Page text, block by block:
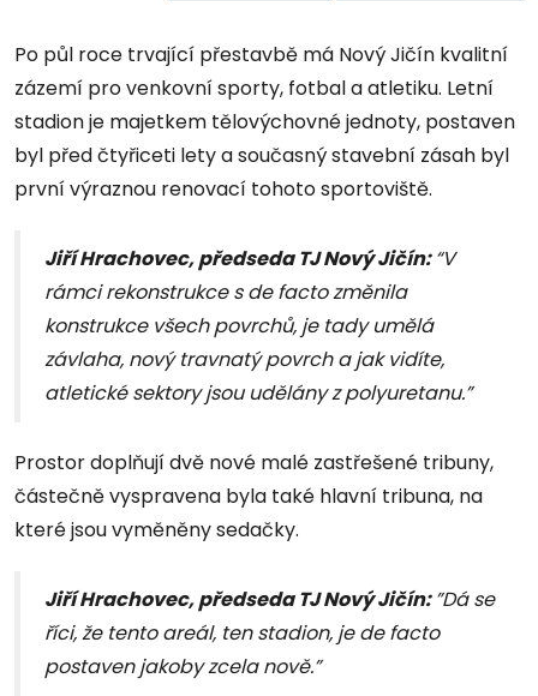
Po půl roce trvající přestavbě má Nový Jičín kvalitní
zázemí pro venkovní sporty, fotbal a atletiku. Letní
stadion je majetkem tělovýchovné jednoty, postaven
byl před čtyřiceti lety a současný stavební zásah byl
první výraznou renovací tohoto sportoviště.
Jiří Hrachovec, předseda TJ Nový Jičín:“V
rámci rekonstrukce s de facto změnila
konstrukce všech povrchů, je tady umělá
závlaha, nový travnatý povrch a jak vidíte,
atletické sektory jsou udělány z polyuretanu.”
Prostor doplňují dvě nové malé zastřešené tribuny,
částečně vyspravena byla také hlavní tribuna, na
které jsou vyměněny sedačky.
Jiří Hrachovec, předseda TJ Nový Jičín:”Dá se
říci, že tento areál, ten stadion, je de facto
postaven jakoby zcela nově.”